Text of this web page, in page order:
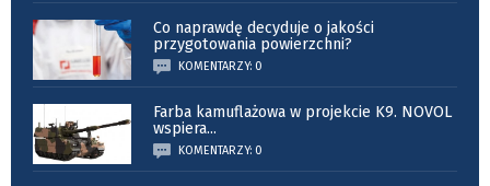
Co naprawdę decyduje o jakości
przygotowania powierzchni?
KOMENTARZY: 0
Farba kamuflażowa w projekcie K9. NOVOL
wspiera...
KOMENTARZY: 0